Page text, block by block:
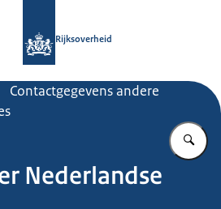
Rijksoverheid
Contactgegevens andere
Nederlandse